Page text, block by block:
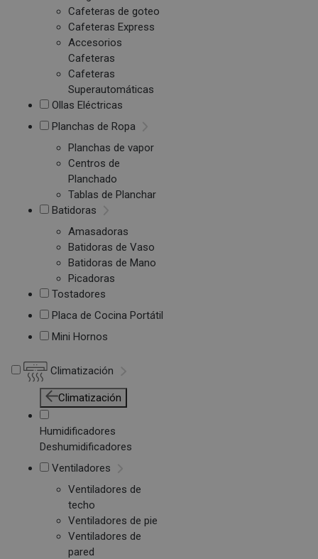
Cafeteras de goteo
Cafeteras Express
Accesorios
Cafeteras
Cafeteras
Superautomáticas
Ollas Eléctricas
Planchas de Ropa
Planchas de vapor
Centros de
Planchado
Tablas de Planchar
Batidoras
Amasadoras
Batidoras de Vaso
Batidoras de Mano
Picadoras
Tostadores
Placa de Cocina Portátil
Mini Hornos
Climatización
Climatización
Humidificadores
Deshumidificadores
Ventiladores
Ventiladores de
techo
Ventiladores de pie
Ventiladores de
pared